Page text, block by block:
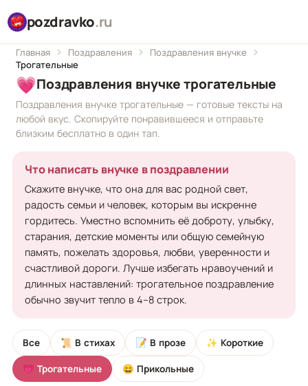
pozdravko.ru
Главная Поздравления
Поздравления внучке
Трогательные
💗Поздравления внучке трогательные
Поздравления внучке трогательные — готовые тексты на
любой вкус. Скопируйте понравившееся и отправьте
близким бесплатно в один тап.
Что написать внучке в поздравлении
Скажите внучке, что она для вас родной свет,
радость семьи и человек, которым вы искренне
гордитесь. Уместно вспомнить её доброту, улыбку,
старания, детские моменты или общую семейную
память, пожелать здоровья, любви, уверенности и
счастливой дороги. Лучше избегать нравоучений и
длинных наставлений: трогательное поздравление
обычно звучит тепло в 4–8 строк.
Все 📜 В стихах 📝 В прозе ✨ Короткие
💗 Трогательные 😄 Прикольные